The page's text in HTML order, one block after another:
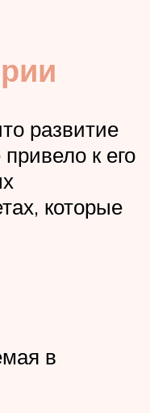
развитие
к его
которые
в